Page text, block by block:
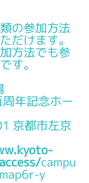
の参加方法
だけます。
方法でも参
す。
年記念ホー
京都市左京
campu
y